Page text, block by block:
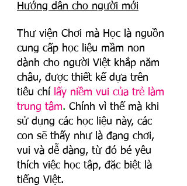
Hướng dẫn cho người mới
Thư viện Chơi mà Học là nguồn
cung cấp học liệu mầm non
dành cho người Việt khắp năm
châu, được thiết kế dựa trên
tiêu chí
lấy niềm vui của trẻ làm
trung tâm. Chính vì thế mà khi
sử dụng các học liệu này, các
con sẽ thấy như là đang chơi,
vui và dễ dàng, từ đó bé yêu
thích việc học tập, đặc biệt là
tiếng Việt.